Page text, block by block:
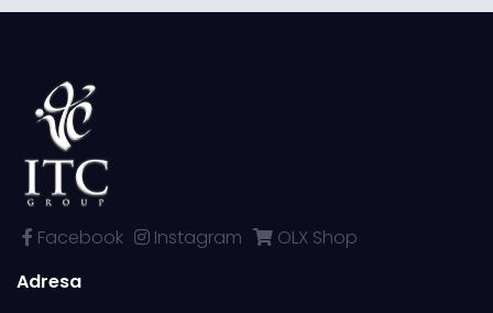
Facebook Instagram
OLX Shop
Adresa